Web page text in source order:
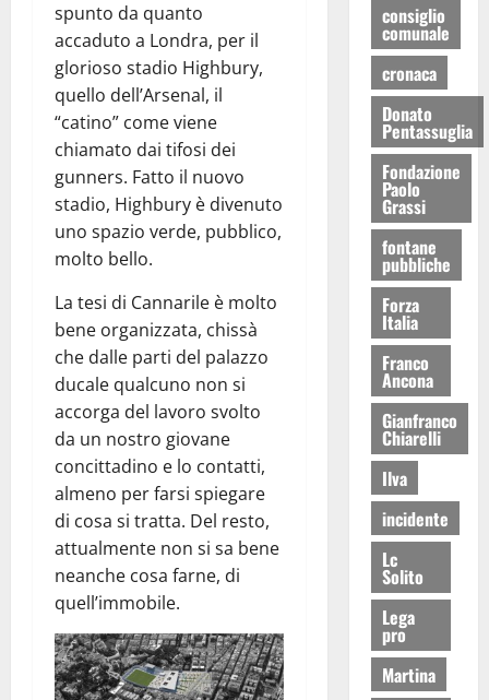
spunto da quanto
accaduto a Londra, per il
glorioso stadio Highbury,
quello dell’Arsenal, il
“catino” come viene
chiamato dai tifosi dei
gunners. Fatto il nuovo
stadio, Highbury è divenuto
uno spazio verde, pubblico,
molto bello.
La tesi di Cannarile è molto
bene organizzata, chissà
che dalle parti del palazzo
ducale qualcuno non si
accorga del lavoro svolto
da un nostro giovane
concittadino e lo contatti,
almeno per farsi spiegare
di cosa si tratta. Del resto,
attualmente non si sa bene
neanche cosa farne, di
quell’immobile.
consiglio
comunale
cronaca
Donato
Pentassuglia
Fondazione
Paolo
Grassi
fontane
pubbliche
Forza
Italia
Franco
Ancona
Gianfranco
Chiarelli
Ilva
incidente
Lc
Solito
Lega
pro
Martina